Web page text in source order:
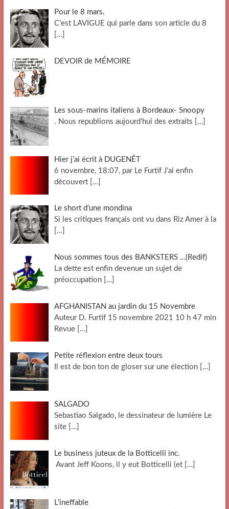
Pour le 8 mars.
C’est LAVIGUE qui parle dans son article du 8
[…]
DEVOIR de MÉMOIRE
Les sous-marins italiens à Bordeaux- Snoopy
. Nous republions aujourd’hui des extraits
[…]
Hier j’ai écrit à DUGENÊT
6 novembre, 18:07, par Le Furtif J’ai enfin
découvert
[…]
Le short d’une mondina
Si les critiques français ont vu dans Riz Amer à la
[…]
Nous sommes tous des BANKSTERS …(Redif)
La dette est enfin devenue un sujet de
préoccupation
[…]
AFGHANISTAN au jardin du 15 Novembre
Auteur D. Furtif 15 novembre 2021 10 h 47 min
Revue
[…]
Petite réflexion entre deux tours
Il est de bon ton de gloser sur une élection
[…]
SALGADO
Sebastiao Salgado, le dessinateur de lumière Le
site
[…]
Le business juteux de la Botticelli inc.
Avant Jeff Koons, il y eut Botticelli (et
[…]
L’ineffable